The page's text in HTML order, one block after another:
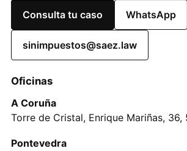
Consulta tu caso WhatsApp
sinimpuestos@saez.law
Oficinas
A Coruña
Torre de Cristal, Enrique Mariñas, 36,
Pontevedra